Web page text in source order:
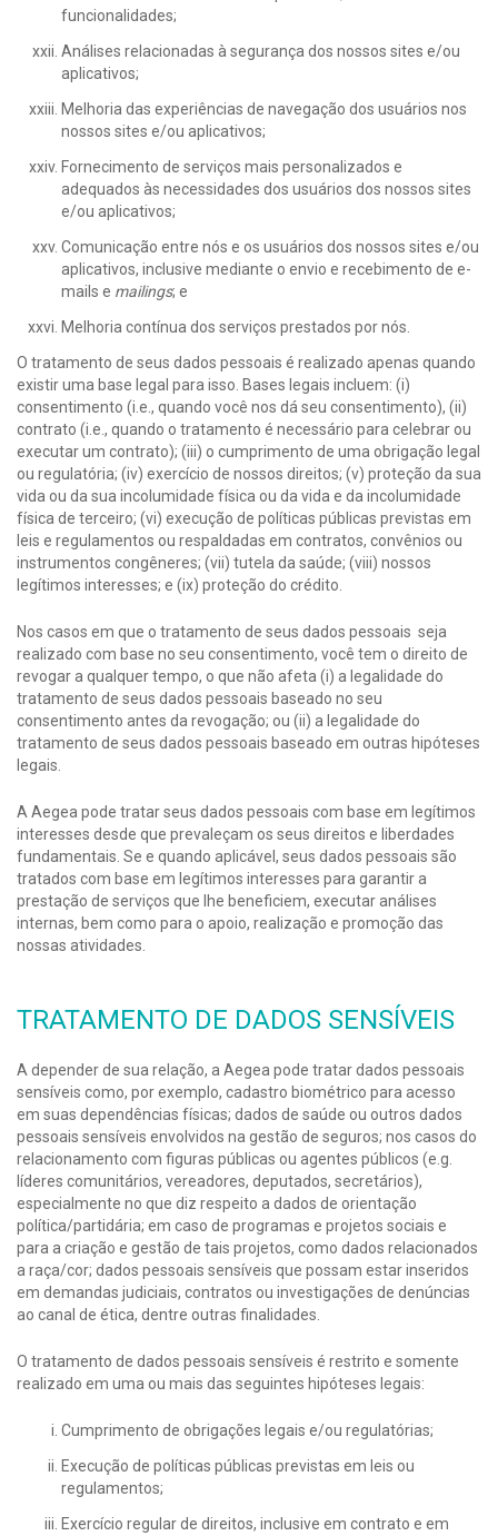
funcionalidades;
Análises relacionadas à segurança dos nossos sites e/ou
aplicativos;
Melhoria das experiências de navegação dos usuários nos
nossos sites e/ou aplicativos;
Fornecimento de serviços mais personalizados e
adequados às necessidades dos usuários dos nossos sites
e/ou aplicativos;
Comunicação entre nós e os usuários dos nossos sites e/ou
aplicativos, inclusive mediante o envio e recebimento de e-
mails e mailings; e
Melhoria contínua dos serviços prestados por nós.
O tratamento de seus dados pessoais é realizado apenas quando
existir uma base legal para isso. Bases legais incluem: (i)
consentimento (i.e., quando você nos dá seu consentimento), (ii)
contrato (i.e., quando o tratamento é necessário para celebrar ou
executar um contrato); (iii) o cumprimento de uma obrigação legal
ou regulatória; (iv) exercício de nossos direitos; (v) proteção da sua
vida ou da sua incolumidade física ou da vida e da incolumidade
física de terceiro; (vi) execução de políticas públicas previstas em
leis e regulamentos ou respaldadas em contratos, convênios ou
instrumentos congêneres; (vii) tutela da saúde; (viii) nossos
legítimos interesses; e (ix) proteção do crédito.
Nos casos em que o tratamento de seus dados pessoais seja
realizado com base no seu consentimento, você tem o direito de
revogar a qualquer tempo, o que não afeta (i) a legalidade do
tratamento de seus dados pessoais baseado no seu
consentimento antes da revogação; ou (ii) a legalidade do
tratamento de seus dados pessoais baseado em outras hipóteses
legais.
A Aegea pode tratar seus dados pessoais com base em legítimos
interesses desde que prevaleçam os seus direitos e liberdades
fundamentais. Se e quando aplicável, seus dados pessoais são
tratados com base em legítimos interesses para garantir a
prestação de serviços que lhe beneficiem, executar análises
internas, bem como para o apoio, realização e promoção das
nossas atividades.
TRATAMENTO DE DADOS SENSÍVEIS
A depender de sua relação, a Aegea pode tratar dados pessoais
sensíveis como, por exemplo, cadastro biométrico para acesso
em suas dependências físicas; dados de saúde ou outros dados
pessoais sensíveis envolvidos na gestão de seguros; nos casos do
relacionamento com figuras públicas ou agentes públicos (e.g.
líderes comunitários, vereadores, deputados, secretários),
especialmente no que diz respeito a dados de orientação
política/partidária; em caso de programas e projetos sociais e
para a criação e gestão de tais projetos, como dados relacionados
a raça/cor; dados pessoais sensíveis que possam estar inseridos
em demandas judiciais, contratos ou investigações de denúncias
ao canal de ética, dentre outras finalidades.
O tratamento de dados pessoais sensíveis é restrito e somente
realizado em uma ou mais das seguintes hipóteses legais:
Cumprimento de obrigações legais e/ou regulatórias;
Execução de políticas públicas previstas em leis ou
regulamentos;
Exercício regular de direitos, inclusive em contrato e em